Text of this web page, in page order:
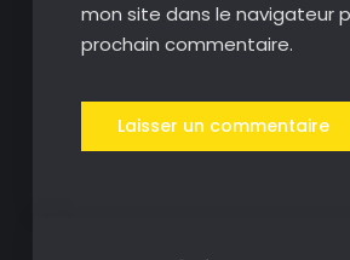
mon site dans le navigateur
prochain commentaire.